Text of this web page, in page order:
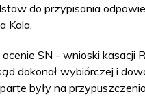
do przypisania
Kala.
SN - wnioski kasacji
dokonał wybiórczej i
były na